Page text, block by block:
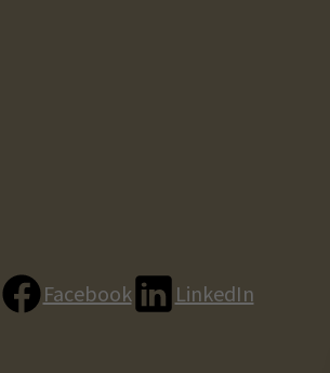
Facebook LinkedIn